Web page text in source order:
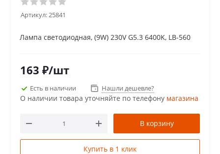
Артикул:25841
Лампа светодиодная, (9W) 230V G5.3 6400K, LB-560
163 ₽/шт
Есть в наличии Нашли дешевле?
О наличии товара уточняйте по телефону магазина
В корзину
Купить в 1 клик